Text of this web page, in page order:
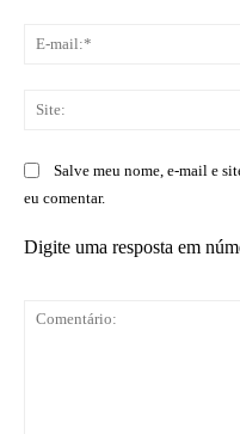
Salve meu nome, e-mail e
eu comentar.
Digite uma resposta em